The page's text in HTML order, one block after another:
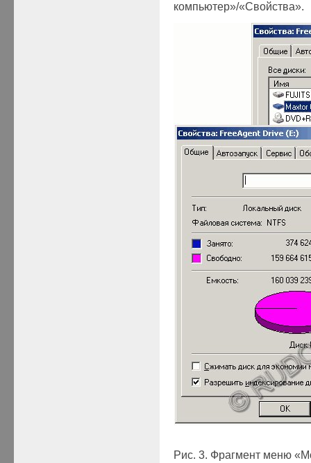
компьютер»/«Свойства».
Рис. 3. Фрагмент меню